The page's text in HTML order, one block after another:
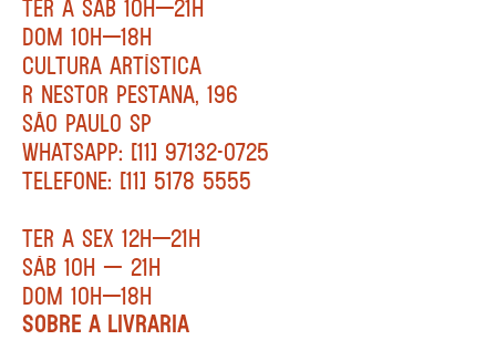
TER A SÁB 10H—21H
DOM 10H—18H
CULTURA ARTÍSTICA
R NESTOR PESTANA, 196
SÃO PAULO SP
WHATSAPP: [11] 97132-0725
TELEFONE: [11] 5178 5555
TER A SEX 12H—21H
SÁB 10H — 21H
DOM 10H—18H
SOBRE A LIVRARIA